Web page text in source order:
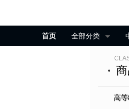
首页 全部分类
高